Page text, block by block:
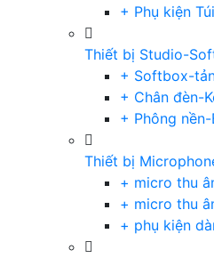
+ Phụ kiện
Thiết bị Studio-
+ Softbox-
+ Chân đèn-
+ Phông
Thiết bị
+ micro thu
+ micro thu
+ phụ kiện